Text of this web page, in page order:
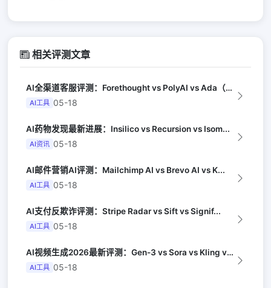
相关评测文章
AI全渠道客服评测：Forethought vs PolyAI vs Ada（G...
AI工具 05-18
AI药物发现最新进展：Insilico vs Recursion vs Isom...
AI资讯 05-18
AI邮件营销AI评测：Mailchimp AI vs Brevo AI vs K...
AI工具 05-18
AI支付反欺诈评测：Stripe Radar vs Sift vs Signif...
AI工具 05-18
AI视频生成2026最新评测：Gen-3 vs Sora vs Kling vs...
AI工具 05-18